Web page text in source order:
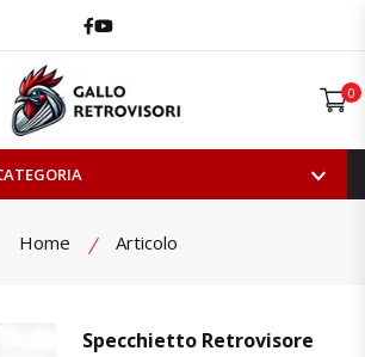
Facebook
Youtube
Open 0
Home Articolo
Specchietto Retrovisore